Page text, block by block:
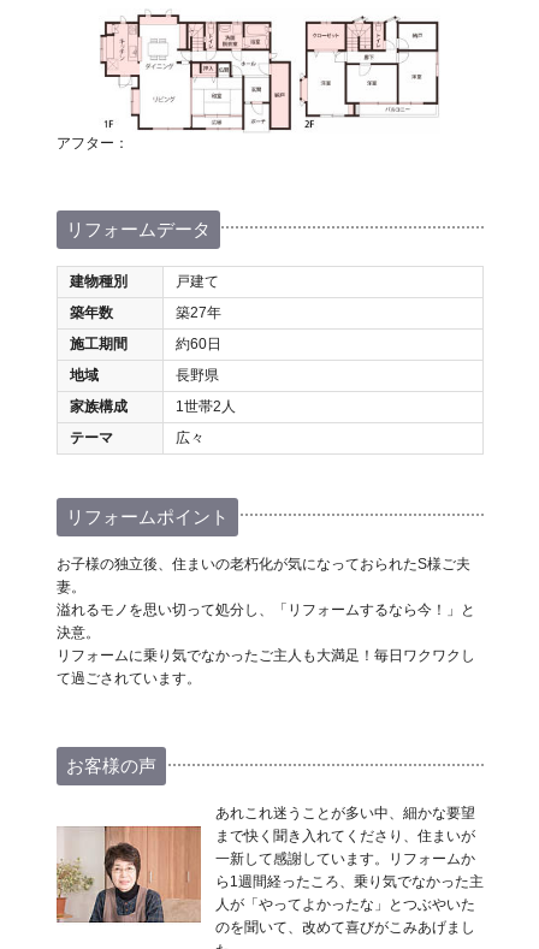
アフター：
リフォームデータ
建物種別
戸建て
築年数
築27年
施工期間
約60日
地域
長野県
家族構成
1世帯2人
テーマ
広々
リフォームポイント
お子様の独立後、住まいの老朽化が気になっておられたS様ご夫
妻。
溢れるモノを思い切って処分し、「リフォームするなら今！」と
決意。
リフォームに乗り気でなかったご主人も大満足！毎日ワクワクし
て過ごされています。
お客様の声
あれこれ迷うことが多い中、細かな要望
まで快く聞き入れてくださり、住まいが
一新して感謝しています。リフォームか
ら1週間経ったころ、乗り気でなかった主
人が「やってよかったな」とつぶやいた
のを聞いて、改めて喜びがこみあげまし